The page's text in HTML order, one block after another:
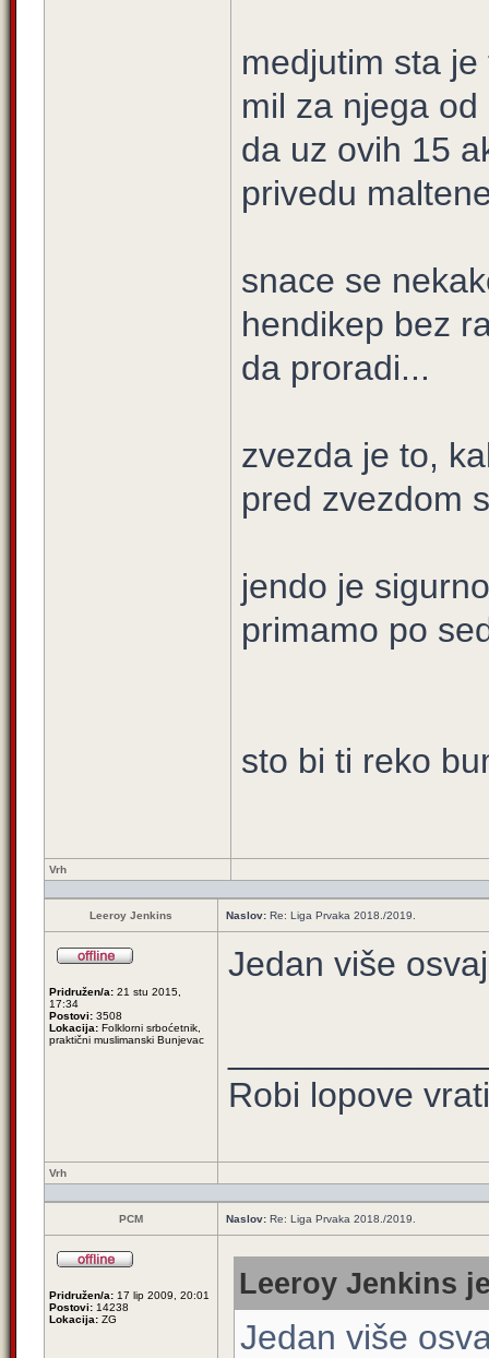
medjutim sta
mil za njega
da uz ovih 15
privedu
snace se
hendikep bez
da proradi...
zvezda je to,
pred zvezdom
jendo je
primamo po
sto bi ti reko
Vrh
Leeroy Jenkins Naslov: Re: Liga Prvaka 2018./2019.
Pridružen/a: 21 stu 2015,
17:34
Postovi: 3508
Lokacija: Folklorni srboćetnik,
praktični muslimanski Bunjevac
Jedan više
Robi lopove
Vrh
PCM Naslov: Re: Liga Prvaka 2018./2019.
Pridružen/a: 17 lip 2009, 20:01
Postovi: 14238
Lokacija: ZG
Leeroy Jenkins
Jedan više